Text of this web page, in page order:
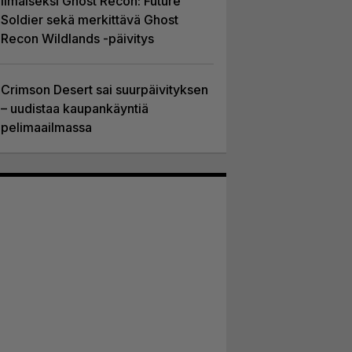
Soldier sekä merkittävä Ghost
Recon Wildlands -päivitys
Crimson Desert sai suurpäivityksen
– uudistaa kaupankäyntiä
pelimaailmassa